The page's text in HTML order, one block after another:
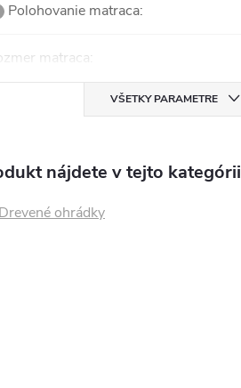
Polohovanie matraca:
matraca:
VŠETKY PARAMETRE
nájdete v tejto kategórii
Drevené ohrádky